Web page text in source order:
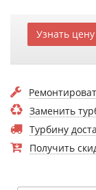
Узнать цену
Заменить
Турбину
Получить